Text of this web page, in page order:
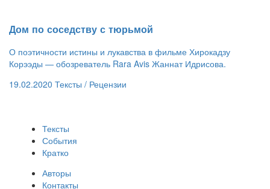
​Дом по соседству с тюрьмой
О поэтичности истины и лукавства в фильме Хирокадзу
Корээды — обозреватель Rara Avis Жаннат Идрисова.
19.02.2020 Тексты / Рецензии
Тексты
События
Кратко
Авторы
Контакты